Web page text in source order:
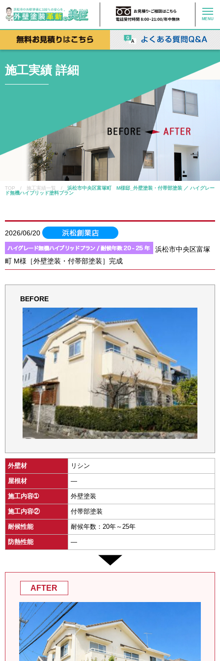
MENU
施工実績 詳細
TOP / 施工実績一覧 / 浜松市中央区富塚町 M様邸_外壁塗装・付帯部塗装 ／ ハイグレー
ド無機ハイブリッド塗料プラン
2026/06/20
浜松市中央区富塚
町 M様［外壁塗装・付帯部塗装］完成
BEFORE
外壁材 リシン
屋根材 ―
施工内容➀ 外壁塗装
施工内容② 付帯部塗装
耐候性能 耐候年数：20年～25年
防熱性能 ―
AFTER